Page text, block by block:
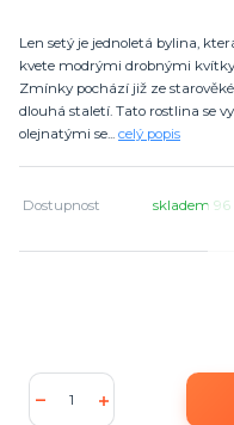
Len setý je jednoletá bylina,
kvete modrými drobnými
Zmínky pochází již ze
dlouhá staletí. Tato rostlina se
olejnatými se... celý popis
Dostupnost skladem 96